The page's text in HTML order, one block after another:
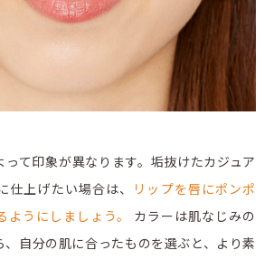
って印象が異なります。垢抜けたカジュア
仕上げたい場合は、
リップを唇にポンポ
ようにしましょう。 カラーは肌なじみの
、自分の肌に合ったものを選ぶと、より素